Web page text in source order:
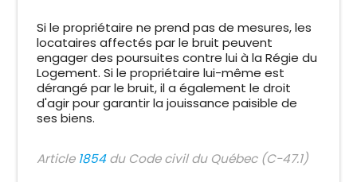
Si le propriétaire ne prend pas de mesures, les
locataires affectés par le bruit peuvent
engager des poursuites contre lui à la Régie du
Logement. Si le propriétaire lui-même est
dérangé par le bruit, il a également le droit
d'agir pour garantir la jouissance paisible de
ses biens.
Article 1854du Code civil du Québec (C-47.1)